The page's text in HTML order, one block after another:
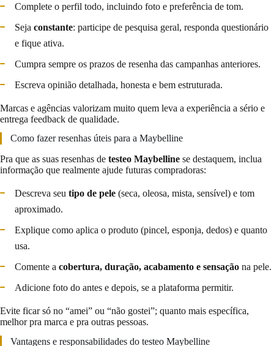
Complete o perfil todo, incluindo foto e preferência de tom.
Seja constante: participe de pesquisa geral, responda questionário
e fique ativa.
Cumpra sempre os prazos de resenha das campanhas anteriores.
Escreva opinião detalhada, honesta e bem estruturada.
Marcas e agências valorizam muito quem leva a experiência a sério e
entrega feedback de qualidade.
Como fazer resenhas úteis para a Maybelline
Pra que as suas resenhas de testeo Maybelline se destaquem, inclua
informação que realmente ajude futuras compradoras:
Descreva seu tipo de pele (seca, oleosa, mista, sensível) e tom
aproximado.
Explique como aplica o produto (pincel, esponja, dedos) e quanto
usa.
Comente a cobertura, duração, acabamento e sensação na pele.
Adicione foto do antes e depois, se a plataforma permitir.
Evite ficar só no “amei” ou “não gostei”; quanto mais específica,
melhor pra marca e pra outras pessoas.
Vantagens e responsabilidades do testeo Maybelline